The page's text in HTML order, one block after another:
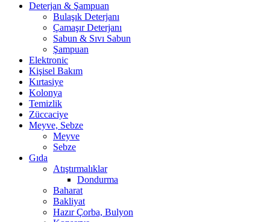
Deterjan & Şampuan
Bulaşık Deterjanı
Çamaşır Deterjanı
Sabun & Sıvı Sabun
Şampuan
Elektronic
Kişisel Bakım
Kırtasiye
Kolonya
Temizlik
Züccaciye
Meyve, Sebze
Meyve
Sebze
Gıda
Atıştırmalıklar
Dondurma
Baharat
Bakliyat
Hazır Çorba, Bulyon